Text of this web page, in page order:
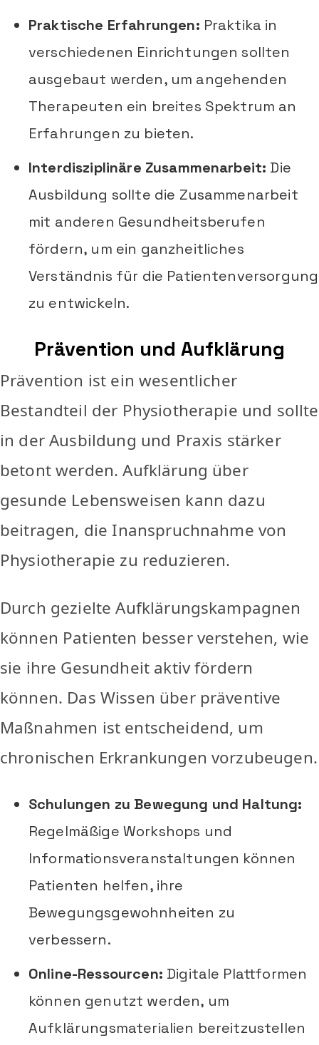
Praktische Erfahrungen: Praktika in
verschiedenen Einrichtungen sollten
ausgebaut werden, um angehenden
Therapeuten ein breites Spektrum an
Erfahrungen zu bieten.
Interdisziplinäre Zusammenarbeit: Die
Ausbildung sollte die Zusammenarbeit
mit anderen Gesundheitsberufen
fördern, um ein ganzheitliches
Verständnis für die Patientenversorgung
zu entwickeln.
Prävention und Aufklärung
Prävention ist ein wesentlicher
Bestandteil der Physiotherapie und sollte
in der Ausbildung und Praxis stärker
betont werden. Aufklärung über
gesunde Lebensweisen kann dazu
beitragen, die Inanspruchnahme von
Physiotherapie zu reduzieren.
Durch gezielte Aufklärungskampagnen
können Patienten besser verstehen, wie
sie ihre Gesundheit aktiv fördern
können. Das Wissen über präventive
Maßnahmen ist entscheidend, um
chronischen Erkrankungen vorzubeugen.
Schulungen zu Bewegung und Haltung:
Regelmäßige Workshops und
Informationsveranstaltungen können
Patienten helfen, ihre
Bewegungsgewohnheiten zu
verbessern.
Online-Ressourcen: Digitale Plattformen
können genutzt werden, um
Aufklärungsmaterialien bereitzustellen